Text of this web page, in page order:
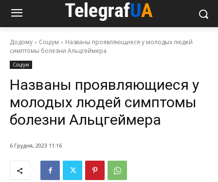
Додому Соціум
Названы проявляющиеся у молодых людей
симптомы болезни Альцгеймера
Соціум
Названы проявляющиеся у
молодых людей симптомы
болезни Альцгеймера
6 Грудня, 2023 11:16